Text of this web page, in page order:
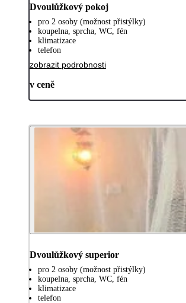
Dvoulůžkový pokoj
pro 2 osoby (možnost přistýlky)
koupelna, sprcha, WC, fén
klimatizace
telefon
zobrazit podrobnosti
v ceně
Dvoulůžkový superior
pro 2 osoby (možnost přistýlky)
koupelna, sprcha, WC, fén
klimatizace
telefon